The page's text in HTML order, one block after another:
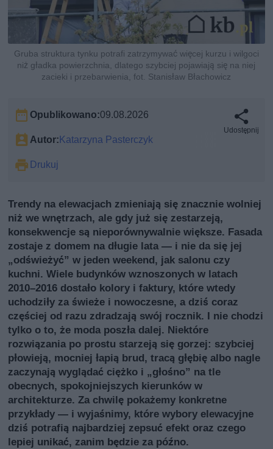
Gruba struktura tynku potrafi zatrzymywać więcej kurzu i wilgoci
niż gładka powierzchnia, dlatego szybciej pojawiają się na niej
zacieki i przebarwienia, fot. Stanisław Błachowicz
Opublikowano:09.08.2026
Autor: Katarzyna Pasterczyk
Drukuj
Udostępnij
Trendy na elewacjach zmieniają się znacznie wolniej
niż we wnętrzach, ale gdy już się zestarzeją,
konsekwencje są nieporównywalnie większe. Fasada
zostaje z domem na długie lata — i nie da się jej
„odświeżyć” w jeden weekend, jak salonu czy
kuchni. Wiele budynków wznoszonych w latach
2010–2016 dostało kolory i faktury, które wtedy
uchodziły za świeże i nowoczesne, a dziś coraz
częściej od razu zdradzają swój rocznik. I nie chodzi
tylko o to, że moda poszła dalej. Niektóre
rozwiązania po prostu starzeją się gorzej: szybciej
płowieją, mocniej łapią brud, tracą głębię albo nagle
zaczynają wyglądać ciężko i „głośno” na tle
obecnych, spokojniejszych kierunków w
architekturze. Za chwilę pokażemy konkretne
przykłady — i wyjaśnimy, które wybory elewacyjne
dziś potrafią najbardziej zepsuć efekt oraz czego
lepiej unikać, zanim będzie za późno.